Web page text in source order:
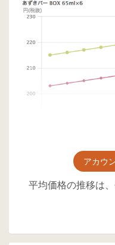
アカウ
平均価格の推移は